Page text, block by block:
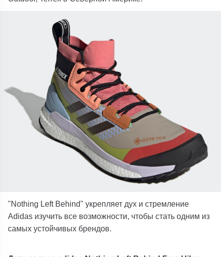
"Nothing Left Behind" укрепляет дух и стремление
Adidas изучить все возможности, чтобы стать одним из
самых устойчивых брендов.